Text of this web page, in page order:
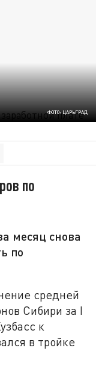
ФОТО: ЦАРЬГРАД
по
месяц снова
по
средней
Сибири за I
к
в тройке